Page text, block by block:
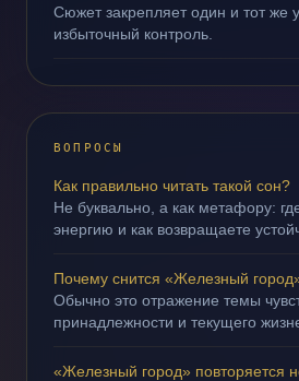
Сюжет закрепляет один и тот же
избыточный контроль.
ВОПРОСЫ
Как правильно читать такой сон?
Не буквально, а как метафору:
энергию и как возвращаете
Почему снится «Железный
Обычно это отражение темы
принадлежности и текущего
«Железный город» повторяется